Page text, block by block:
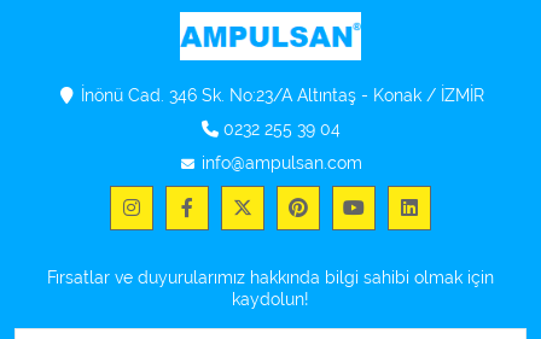
İnönü Cad. 346 Sk. No:23/A Altıntaş - Konak / İZMİR
0232 255 39 04
info@ampulsan.com
Fırsatlar ve duyurularımız hakkında bilgi sahibi olmak için
kaydolun!